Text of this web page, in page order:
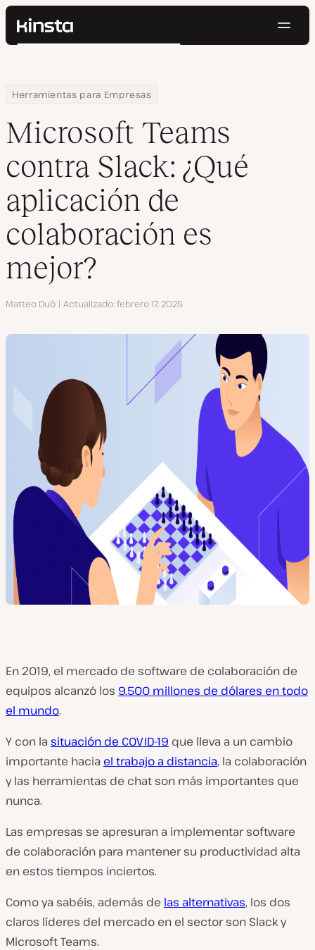
Kinsta®
Precios
Contacto
Buscar
Home
Centro de Recursos
Blog
Herramientas para Empresas
Microsoft Teams contra Slack: ¿Qué aplicación de colaboración
Microsoft Teams
contra Slack: ¿Qué
aplicación de
colaboración es
mejor?
Autor
Matteo Duò Actualizado febrero 17, 2025
En 2019, el mercado de software de colaboración de
equipos alcanzó los 9.500 millones de dólares en todo
el mundo.
Y con la situación de COVID-19 que lleva a un cambio
importante hacia el trabajo a distancia, la colaboración
y las herramientas de chat son más importantes que
nunca.
Las empresas se apresuran a implementar software
de colaboración para mantener su productividad alta
en estos tiempos inciertos.
Como ya sabéis, además de las alternativas, los dos
claros líderes del mercado en el sector son Slack y
Microsoft Teams.